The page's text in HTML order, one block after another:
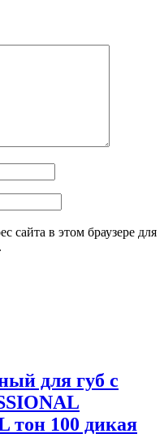
сайта в этом браузере для
для губ с
тон 100 дикая